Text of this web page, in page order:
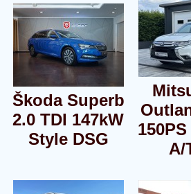
Škoda Superb
2.0 TDI 147kW
Style DSG
A/